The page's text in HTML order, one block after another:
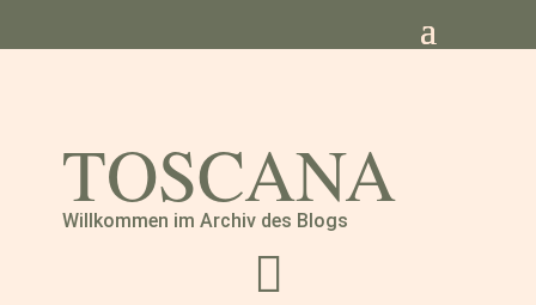
TOSCANA
Willkommen im Archiv des Blogs
